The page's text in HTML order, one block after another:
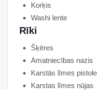
Korķis
Washi lente
Rīki
Šķēres
Amatniecības nazis
Karstās līmes pistole
Karstas līmes nūjas